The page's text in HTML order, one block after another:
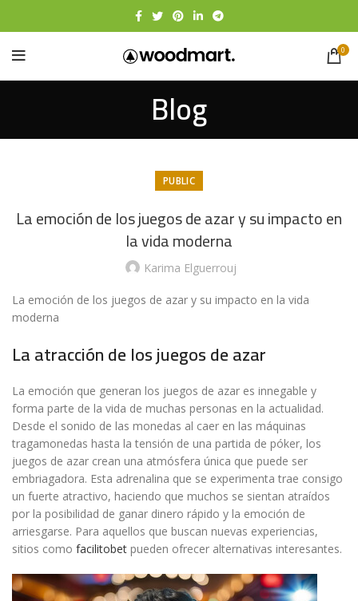
0
Blog
PUBLIC
La emoción de los juegos de azar y su impacto en
la vida moderna
Karima Elguerrouj
La emoción de los juegos de azar y su impacto en la vida
moderna
La atracción de los juegos de azar
La emoción que generan los juegos de azar es innegable y
forma parte de la vida de muchas personas en la actualidad.
Desde el sonido de las monedas al caer en las máquinas
tragamonedas hasta la tensión de una partida de póker, los
juegos de azar crean una atmósfera única que puede ser
embriagadora. Esta adrenalina que se experimenta trae consigo
un fuerte atractivo, haciendo que muchos se sientan atraídos
por la posibilidad de ganar dinero rápido y la emoción de
arriesgarse. Para aquellos que buscan nuevas experiencias,
sitios como facilitobet pueden ofrecer alternativas interesantes.